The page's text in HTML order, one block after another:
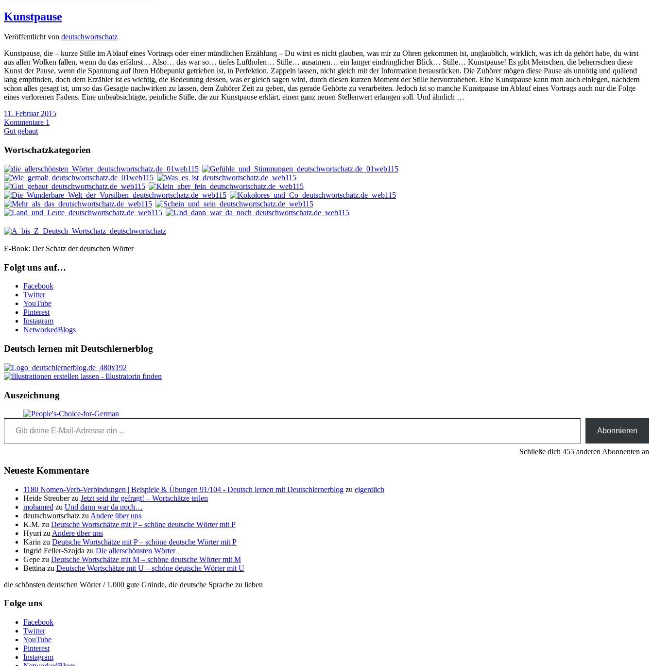
Kunstpause
Veröffentlicht von deutschwortschatz
Kunstpause, die – kurze Stille im Ablauf eines Vortrags oder einer mündlichen Erzählung – Du wirst es nicht glauben, was mir zu Ohren gekommen ist, unglaublich, wirklich, was ich da gehört habe, du wirst
aus allen Wolken fallen, wenn du das erfährst… Also… das war so… tiefes Luftholen… Stille… ausatmen… ein langer eindringlicher Blick… Stille… Kunstpause! Es gibt Menschen, die beherrschen diese
Kunst der Pause, wenn die Spannung auf ihren Höhepunkt getrieben ist, in Perfektion. Zappeln lassen, nicht gleich mit der Information herausrücken. Die Zuhörer mögen diese Pause als unnötig und quälend
lang empfinden, doch dem Erzähler ist es wichtig, die Bedeutung dessen, was er gleich sagen wird, durch diesen kurzen Moment der Stille hervorzuheben. Eine Kunstpause kann man auch einlegen, nachdem
schon alles gesagt ist, um so das Gesagte nachwirken zu lassen, dem Zuhörer Zeit zu geben, das gerade Gehörte zu verarbeiten. Jedoch ist so manche Kunstpause im Ablauf eines Vortrags auch nur die Folge
eines verlorenen Fadens. Eine unbeabsichtigte, peinliche Stille, die zur Kunstpause erklärt, einen ganz neuen Stellenwert erlangen soll. Und ähnlich …
11. Februar 2015
Kommentare 1
Gut gebaut
Wortschatzkategorien
E-Book: Der Schatz der deutschen Wörter
Folgt uns auf…
Facebook
Twitter
YouTube
Pinterest
Instagram
NetworkedBlogs
Deutsch lernen mit Deutschlernerblog
Auszeichnung
Gib deine E-Mail-Adresse ein ...
Abonnieren
Schließe dich 455 anderen Abonnenten an
Neueste Kommentare
1180 Nomen-Verb-Verbindungen | Beispiele & Übungen 91/104 - Deutsch lernen mit Deutschlernerblog zu eigentlich
Heide Streuberzu Jetzt seid ihr gefragt! – Wortschätze teilen
mohamed zu Und dann war da noch…
deutschwortschatz zu Andere über uns
K.M. zu Deutsche Wortschätze mit P – schöne deutsche Wörter mit P
Hyuri zu Andere über uns
Karin zu Deutsche Wortschätze mit P – schöne deutsche Wörter mit P
Ingrid Feiler-Szojda zu Die allerschönsten Wörter
Gepe zu Deutsche Wortschätze mit M – schöne deutsche Wörter mit M
Bettina zu Deutsche Wortschätze mit U – schöne deutsche Wörter mit U
die schönsten deutschen Wörter / 1.000 gute Gründe, die deutsche Sprache zu lieben
Folge uns
Facebook
Twitter
YouTube
Pinterest
Instagram